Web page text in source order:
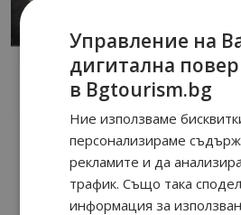
Управление на
дигитална
в Bgtourism.bg
Ние използваме
персонализираме
рекламите и да
трафик. Също така
информация за